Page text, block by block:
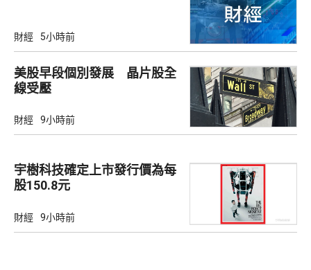
財經 5小時前
美股早段個別發展 晶片股全
線受壓
財經 9小時前
宇樹科技確定上市發行價為每
股150.8元
財經 9小時前